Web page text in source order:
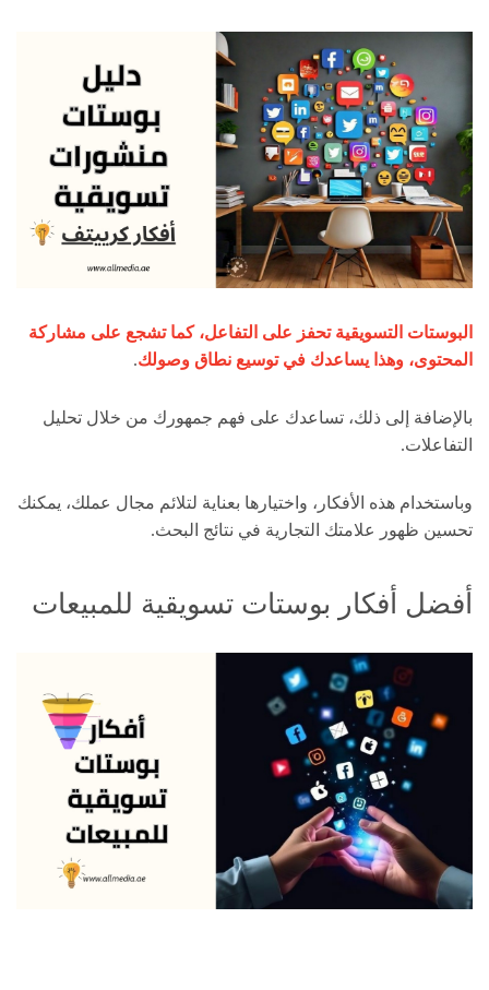
البوستات التسويقية تحفز على التفاعل، كما تشجع على مشاركة
المحتوى، وهذا يساعدك في توسيع نطاق وصولك.
بالإضافة إلى ذلك، تساعدك على فهم جمهورك من خلال تحليل
التفاعلات.
وباستخدام هذه الأفكار، واختيارها بعناية لتلائم مجال عملك، يمكنك
تحسين ظهور علامتك التجارية في نتائج البحث.
أفضل أفكار بوستات تسويقية للمبيعات